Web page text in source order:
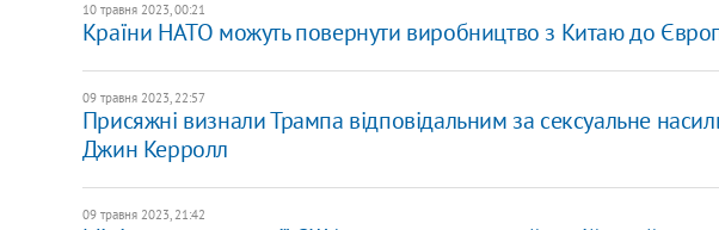
10 травня 2023, 00:21
Країни НАТО можуть повернути виробництво з Китаю до
09 травня 2023, 22:57
Присяжні визнали Трампа відповідальним за сексуальне
Джин Керролл
09 травня 2023, 21:42